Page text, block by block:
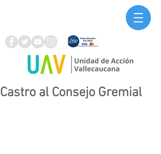
Castro al Consejo Gremial